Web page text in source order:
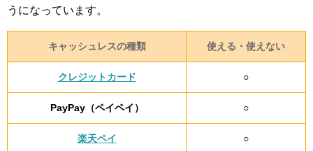
うになっています。
キャッシュレスの種類 使える・使えない
クレジットカード ○
PayPay（ペイペイ） ○
楽天ペイ ○